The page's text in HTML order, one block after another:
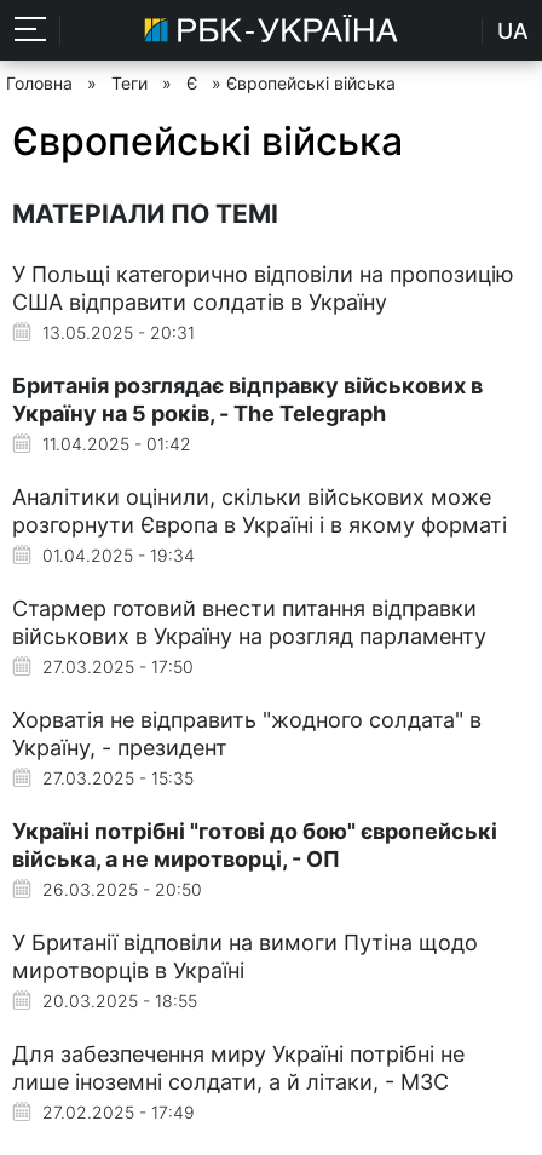
UA
Головна » Теги » Є » Європейські війська
Європейські війська
МАТЕРІАЛИ ПО ТЕМІ
У Польщі категорично відповіли на пропозицію
США відправити солдатів в Україну
13.05.2025 - 20:31
Британія розглядає відправку військових в
Україну на 5 років, - The Telegraph
11.04.2025 - 01:42
Аналітики оцінили, скільки військових може
розгорнути Європа в Україні і в якому форматі
01.04.2025 - 19:34
Стармер готовий внести питання відправки
військових в Україну на розгляд парламенту
27.03.2025 - 17:50
Хорватія не відправить "жодного солдата" в
Україну, - президент
27.03.2025 - 15:35
Україні потрібні "готові до бою" європейські
війська, а не миротворці, - ОП
26.03.2025 - 20:50
У Британії відповіли на вимоги Путіна щодо
миротворців в Україні
20.03.2025 - 18:55
Для забезпечення миру Україні потрібні не
лише іноземні солдати, а й літаки, - МЗС
27.02.2025 - 17:49